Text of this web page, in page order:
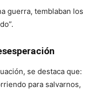
guerra, temblaban los
se destaca que:
para salvarnos,